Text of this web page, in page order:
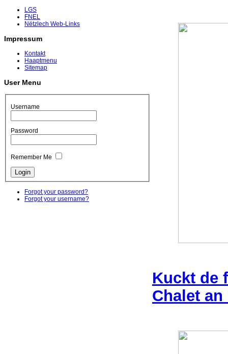
LGS
FNEL
Nëtzlech Web-Links
Impressum
Kontakt
Haaptmenu
Sitemap
User Menu
Username
Password
Remember Me
Forgot your password?
Forgot your username?
Kuckt de
Chalet